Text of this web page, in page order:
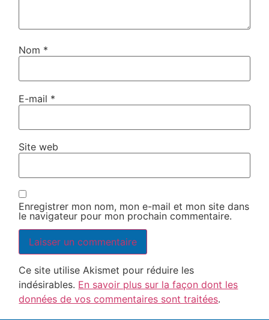
Nom *
E-mail *
Site web
Enregistrer mon nom, mon e-mail et mon site dans
le navigateur pour mon prochain commentaire.
Ce site utilise Akismet pour réduire les
indésirables. En savoir plus sur la façon dont les
données de vos commentaires sont traitées.